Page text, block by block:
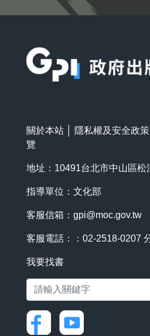
關於本站 隱私權及安全政策
覽
地址：10491台北市中山區松
指導單位：文化部
客服信箱： gpi@moc.gov.tw
客服電話：：02-2518-0207
我要找書